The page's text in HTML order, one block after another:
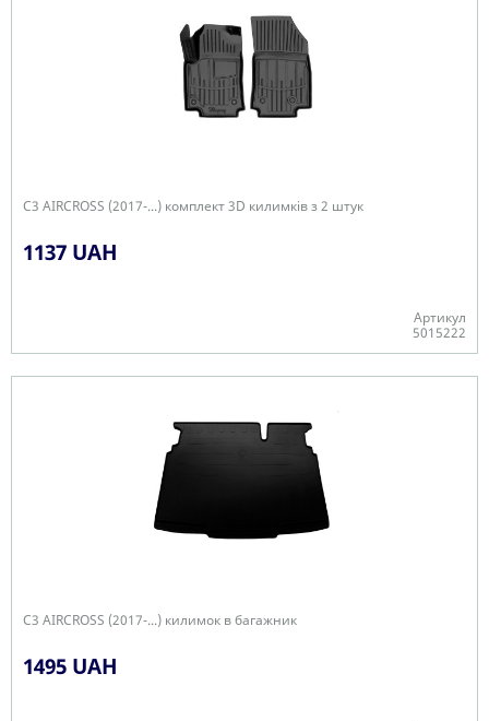
C3 AIRCROSS (2017-...) комплект 3D килимків з 2 штук
1137 UAH
Артикул
5015222
C3 AIRCROSS (2017-...) килимок в багажник
1495 UAH